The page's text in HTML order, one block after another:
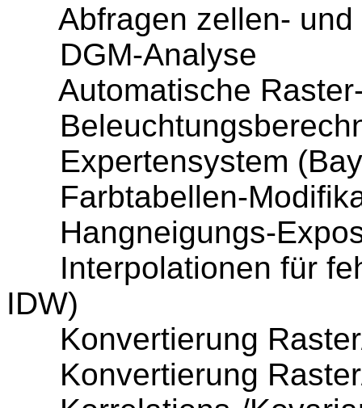
Abfragen zellen- und
DGM-Analyse
Automatische
Expertensystem
Farbtabellen-
Hangneigungs-
Interpolationen für
IDW)
Konvertierung
Konvertierung